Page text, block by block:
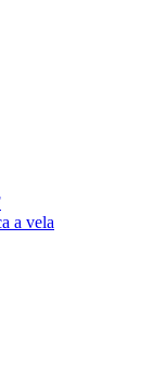
a vela